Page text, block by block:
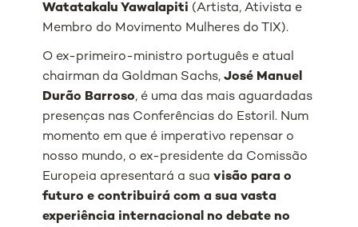
Watatakalu Yawalapiti (Artista, Ativista e
Membro do Movimento Mulheres do TIX).
O ex-primeiro-ministro português e atual
chairman da Goldman Sachs,José Manuel
Durão Barroso, é uma das mais aguardadas
presenças nas Conferências do Estoril. Num
momento em que é imperativo repensar o
nosso mundo, o ex-presidente da Comissão
Europeia apresentará a suavisão para o
futuro e contribuirá com a sua vasta
experiência internacional no debate no